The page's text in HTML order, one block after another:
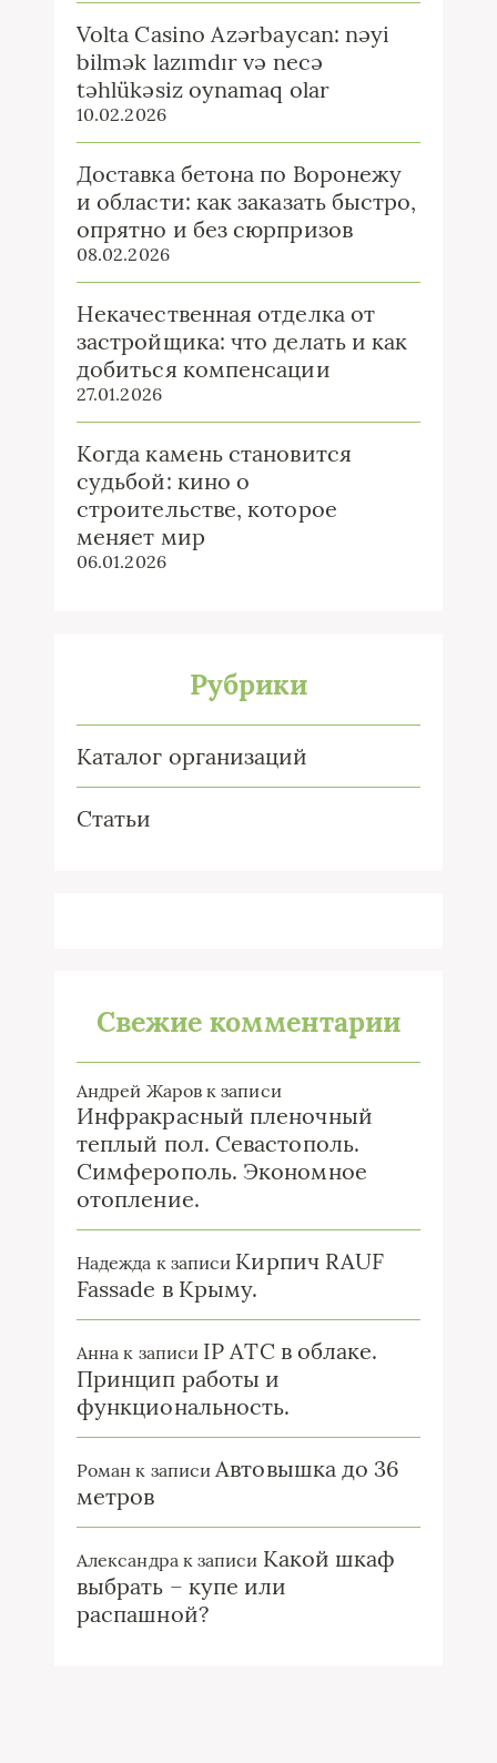
Volta Casino Azərbaycan: nəyi
bilmək lazımdır və necə
təhlükəsiz oynamaq olar
10.02.2026
Доставка бетона по Воронежу
и области: как заказать быстро,
опрятно и без сюрпризов
08.02.2026
Некачественная отделка от
застройщика: что делать и как
добиться компенсации
27.01.2026
Когда камень становится
судьбой: кино о
строительстве, которое
меняет мир
06.01.2026
Рубрики
Каталог организаций
Статьи
Свежие комментарии
Андрей Жаровк записи
Инфракрасный пленочный
теплый пол. Севастополь.
Симферополь. Экономное
отопление.
Надежда к записи Кирпич RAUF
Fassade в Крыму.
Анна к записи IP ATC в облаке.
Принцип работы и
функциональность.
Роман к записиАвтовышка до 36
метров
Александрак записи Какой шкаф
выбрать – купе или
распашной?